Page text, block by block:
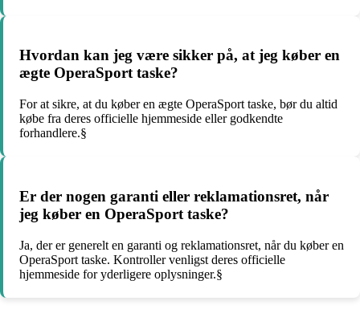
Hvordan kan jeg være sikker på, at jeg køber en
ægte OperaSport taske?
For at sikre, at du køber en ægte OperaSport taske, bør du altid
købe fra deres officielle hjemmeside eller godkendte
forhandlere.§
Er der nogen garanti eller reklamationsret, når
jeg køber en OperaSport taske?
Ja, der er generelt en garanti og reklamationsret, når du køber en
OperaSport taske. Kontroller venligst deres officielle
hjemmeside for yderligere oplysninger.§